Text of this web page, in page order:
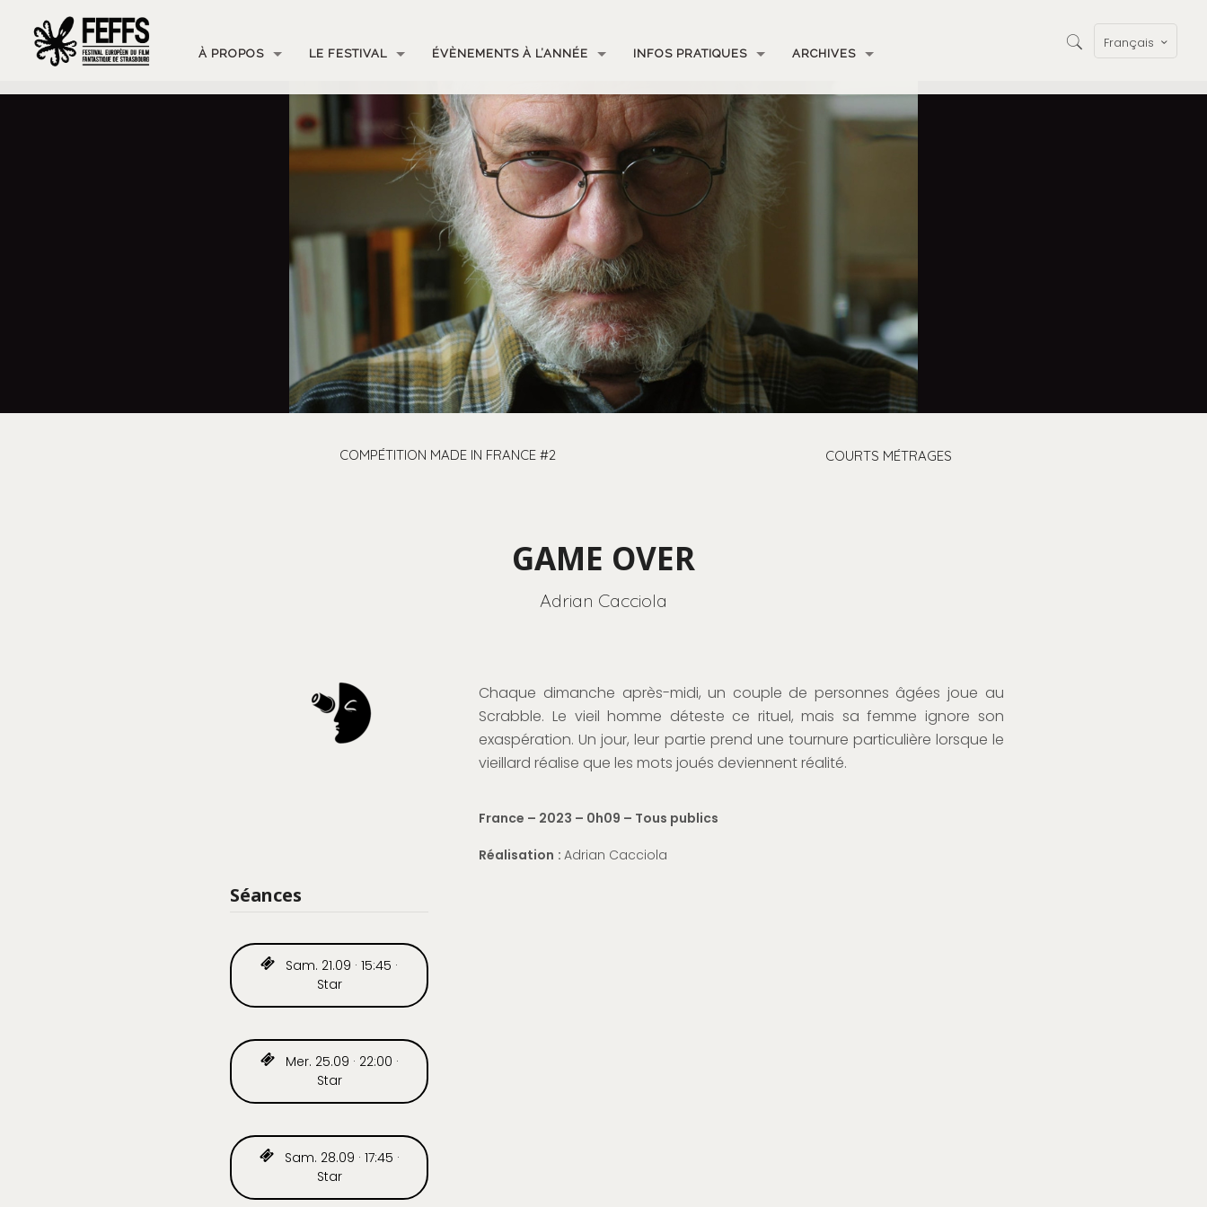
À PROPOS LE FESTIVAL ÉVÈNEMENTS À L’ANNÉE INFOS PRATIQUES ARCHIVES
Français
COMPÉTITION MADE IN FRANCE #2 COURTS MÉTRAGES
GAME OVER
Adrian Cacciola
Chaque dimanche après-midi, un couple de personnes âgées joue au
Scrabble. Le vieil homme déteste ce rituel, mais sa femme ignore son
exaspération. Un jour, leur partie prend une tournure particulière lorsque le
vieillard réalise que les mots joués deviennent réalité.
France – 2023 – 0h09 – Tous publics
Réalisation :Adrian Cacciola
Séances
Sam. 21.09 · 15:45 ·
Star
Mer. 25.09 · 22:00 ·
Star
Sam. 28.09 · 17:45 ·
Star